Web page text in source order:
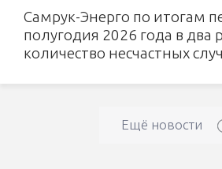
Самрук-Энерго по итогам
полугодия 2026 года в два
количество несчастных
Ещё новости